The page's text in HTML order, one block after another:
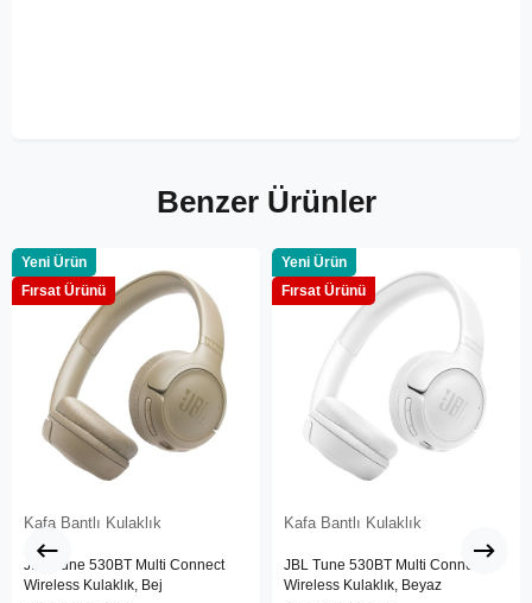
Benzer Ürünler
Kafa Bantlı Kulaklık
JBL Tune 530BT Multi Connect
Wireless Kulaklık, Bej
Yeni Ürün
Fırsat Ürünü
Kafa Bantlı Kulaklık
JBL Tune 530BT Multi Connect
Wireless Kulaklık, Beyaz
Yeni Ürün
Fırsat Ürünü